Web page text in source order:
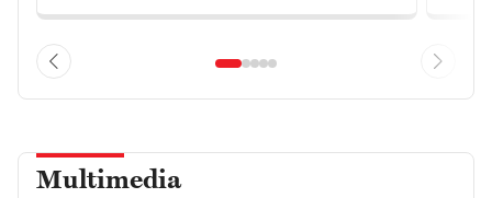
Multimedia